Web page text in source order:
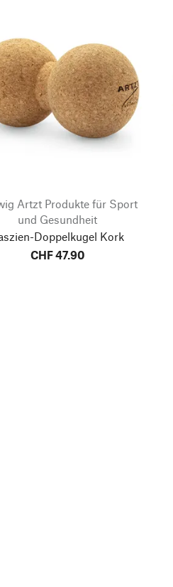
Artzt Produkte für Sport
und Gesundheit
Doppelkugel Kork
CHF 47.90